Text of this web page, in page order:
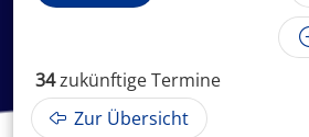
34zukünftigeTermine
Zur Übersicht